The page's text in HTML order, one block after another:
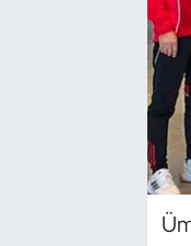
Dans Sporları
Dövüş Sanatı